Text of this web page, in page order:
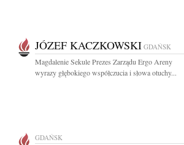
JÓZEF KACZKOWSKI GDAŃSK
Magdalenie Sekule Prezes Zarządu Ergo Areny
wyrazy głębokiego współczucia i słowa otuchy...
GDAŃSK